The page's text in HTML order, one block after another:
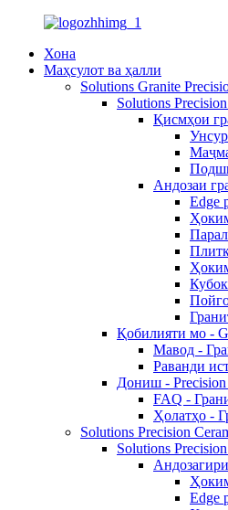
Хона
Маҳсулот ва ҳалли
Solutions Granite
Solutions
Қисмҳои
Андозаи
Edge
Қобилияти мо -
Мавод -
Раванди
Дониш - Precision
FAQ -
Ҳолатҳо -
Solutions Precision
Solutions
Edge